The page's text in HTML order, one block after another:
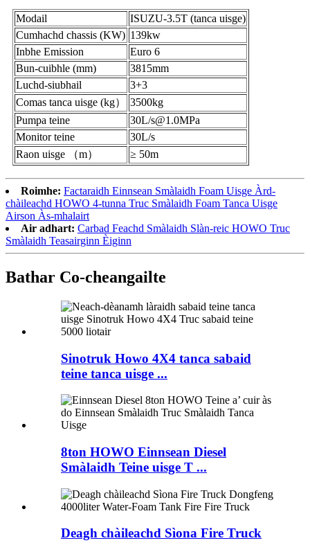
Modail
ISUZU-3.5T (tanca uisge)
Cumhachd chassis (KW) 139kw
Inbhe Emission
Euro 6
Bun-cuibhle (mm)
3815mm
Luchd-siubhail
3+3
Comas tanca uisge (kg）
3500kg
Pumpa teine
30L/s@1.0MPa
Monitor teine
30L/s
Raon uisge （m）
≥ 50m
Roimhe: Factaraidh Einnsean Smàlaidh Foam Uisge Àrd-
chàileachd HOWO 4-tunna Truc Smàlaidh Foam Tanca Uisge
Airson Às-mhalairt
Air adhart: Carbad Feachd Smàlaidh Slàn-reic HOWO Truc
Smàlaidh Teasairginn Èiginn
Bathar Co-cheangailte
Sinotruk Howo 4X4 tanca sabaid
teine ​​​​tanca uisge ...
8ton HOWO Einnsean Diesel
Smàlaidh Teine uisge T ...
Deagh chàileachd Sìona Fire Truck